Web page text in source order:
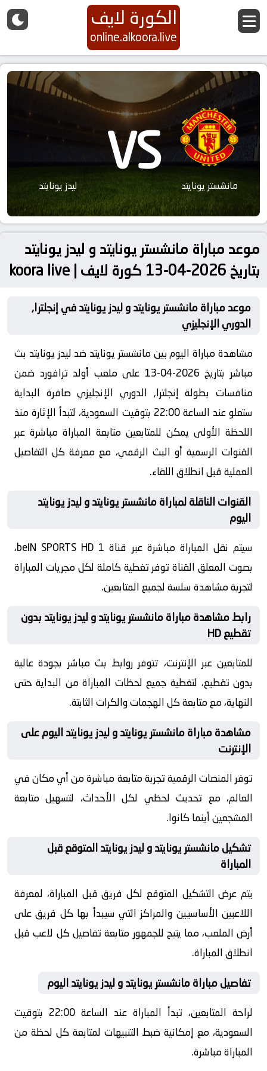
الكورة لايف
online.alkoora.live
مانشستر يونايتد VS ليدز يونايتد
موعد مباراة مانشستر يونايتد و ليدز يونايتد
بتاريخ 2026-04-13 كورة لايف | koora live
موعد مباراة مانشستر يونايتد و ليدز يونايتد في إنجلترا,
الدوري الإنجليزي
مشاهدة مباراة اليوم بين مانشستر يونايتد ضد ليدز يونايتد بث
مباشر بتاريخ 2026-04-13 على ملعب أولد ترافورد ضمن
منافسات بطولة إنجلترا, الدوري الإنجليزي صافرة البداية
ستعلو عند الساعة 22:00 بتوقيت السعودية، لتبدأ الإثارة منذ
اللحظة الأولى يمكن للمتابعين متابعة المباراة مباشرة عبر
القنوات الرسمية أو البث الرقمي، مع معرفة كل التفاصيل
العملية قبل انطلاق اللقاء.
القنوات الناقلة لمباراة مانشستر يونايتد و ليدز يونايتد
اليوم
سيتم نقل المباراة مباشرة عبر قناة beIN SPORTS HD 1،
بصوت المعلق القناة توفر تغطية كاملة لكل مجريات المباراة
لتجربة مشاهدة سلسة لجميع المتابعين.
رابط مشاهدة مباراة مانشستر يونايتد و ليدز يونايتد بدون
تقطيع HD
للمتابعين عبر الإنترنت، تتوفر روابط بث مباشر بجودة عالية
بدون تقطيع، لتغطية جميع لحظات المباراة من البداية حتى
النهاية، مع متابعة كل الهجمات والكرات الثابتة.
مشاهدة مباراة مانشستر يونايتد و ليدز يونايتد اليوم على
الإنترنت
توفر المنصات الرقمية تجربة متابعة مباشرة من أي مكان في
العالم، مع تحديث لحظي لكل الأحداث، لتسهيل متابعة
المشجعين أينما كانوا.
تشكيل مانشستر يونايتد و ليدز يونايتد المتوقع قبل
المباراة
يتم عرض التشكيل المتوقع لكل فريق قبل المباراة، لمعرفة
اللاعبين الأساسيين والمراكز التي سيبدأ بها كل فريق على
أرض الملعب، مما يتيح للجمهور متابعة تفاصيل كل لاعب قبل
انطلاق المباراة.
تفاصيل مباراة مانشستر يونايتد و ليدز يونايتد اليوم
لراحة المتابعين، تبدأ المباراة عند الساعة 22:00 بتوقيت
السعودية، مع إمكانية ضبط التنبيهات لمتابعة كل لحظة من
المباراة مباشرة.